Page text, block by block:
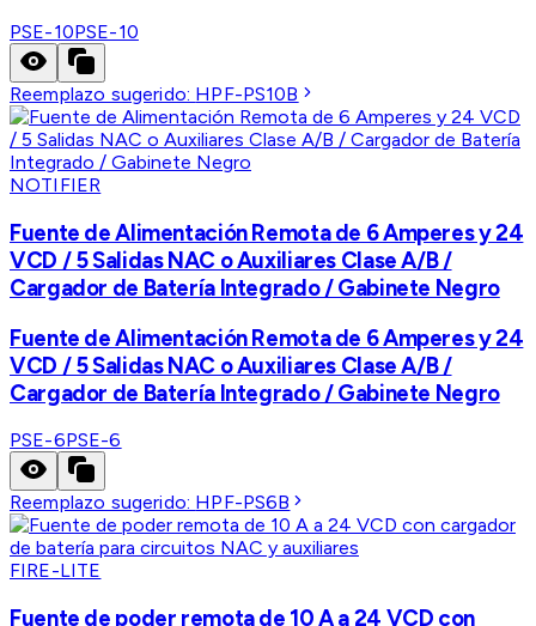
PSE-10PSE-10
Reemplazo sugerido: HPF-PS10B
NOTIFIER
Fuente de Alimentación Remota de 6 Amperes y 24
VCD / 5 Salidas NAC o Auxiliares Clase A/B /
Cargador de Batería Integrado / Gabinete Negro
Fuente de Alimentación Remota de 6 Amperes y 24
VCD / 5 Salidas NAC o Auxiliares Clase A/B /
Cargador de Batería Integrado / Gabinete Negro
PSE-6PSE-6
Reemplazo sugerido: HPF-PS6B
FIRE-LITE
Fuente de poder remota de 10 A a 24 VCD con